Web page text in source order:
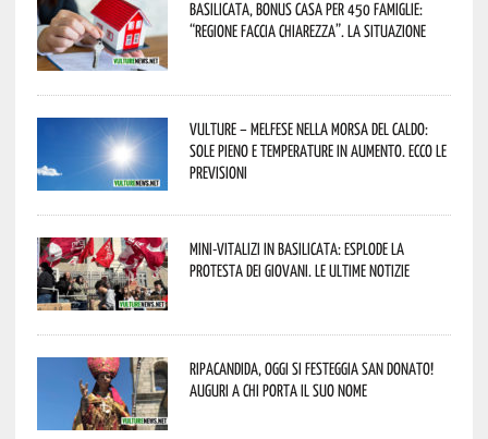
Basilicata, Bonus casa per 450 famiglie:
“Regione faccia chiarezza”. La situazione
Vulture – melfese nella morsa del caldo:
sole pieno e temperature in aumento. Ecco le
previsioni
Mini-vitalizi in Basilicata: esplode la
protesta dei giovani. Le ultime notizie
Ripacandida, oggi si festeggia San Donato!
Auguri a chi porta il suo nome